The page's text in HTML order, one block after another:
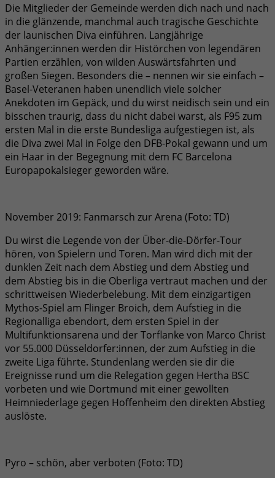
Die Mitglieder der Gemeinde werden dich nach und nach
in die glänzende, manchmal auch tragische Geschichte
der launischen Diva einführen. Langjährige
Anhänger:innen werden dir Histörchen von legendären
Partien erzählen, von wilden Auswärtsfahrten und
großen Siegen. Besonders die – nennen wir sie einfach –
Basel-Veteranen haben unendlich viele solcher
Anekdoten im Gepäck, und du wirst neidisch sein und ein
bisschen traurig, dass du nicht dabei warst, als F95 zum
ersten Mal in die erste Bundesliga aufgestiegen ist, als
die Diva zwei Mal in Folge den DFB-Pokal gewann und um
ein Haar in der Begegnung mit dem FC Barcelona
Europapokalsieger geworden wäre.
November 2019: Fanmarsch zur Arena (Foto: TD)
Du wirst die Legende von der Über-die-Dörfer-Tour
hören, von Spielern und Toren. Man wird dich mit der
dunklen Zeit nach dem Abstieg und dem Abstieg und
dem Abstieg bis in die Oberliga vertraut machen und der
schrittweisen Wiederbelebung. Mit dem einzigartigen
Mythos-Spiel am Flinger Broich, dem Aufstieg in die
Regionalliga ebendort, dem ersten Spiel in der
Multifunktionsarena und der Torflanke von Marco Christ
vor 55.000 Düsseldorfer:innen, der zum Aufstieg in die
zweite Liga führte. Stundenlang werden sie dir die
Ereignisse rund um die Relegation gegen Hertha BSC
vorbeten und wie Dortmund mit einer gewollten
Heimniederlage gegen Hoffenheim den direkten Abstieg
auslöste.
Pyro – schön, aber verboten (Foto: TD)